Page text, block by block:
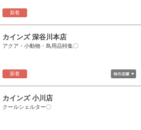
新着
新着
カインズ 深谷川本店
アクア・小動物・鳥用品特集〇
カインズ 小川店
クールシェルター〇